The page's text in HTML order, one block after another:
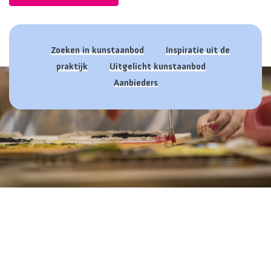
Zoeken in kunstaanbod
Inspiratie uit de
praktijk
Uitgelicht kunstaanbod
Aanbieders